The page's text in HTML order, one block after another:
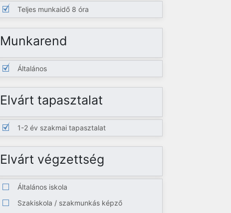
Teljes munkaidő 8 óra
Munkarend
Általános
Elvárt tapasztalat
1-2 év szakmai tapasztalat
Elvárt végzettség
Általános iskola
Szakiskola / szakmunkás képző